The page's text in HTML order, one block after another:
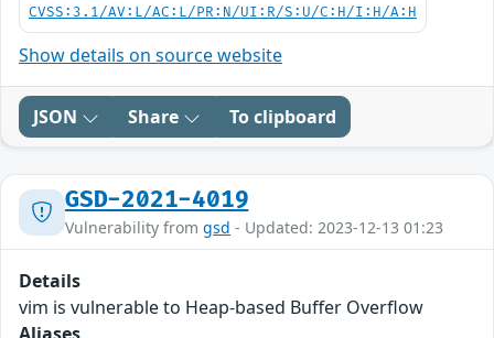
CVSS:3.1/AV:L/AC:L/PR:N/UI:R/S:U/C:H/I:H/A:H
Show details on source website
JSON Share To clipboard
GSD-2021-4019
Vulnerability from gsd - Updated: 2023-12-13 01:23
Details
vim is vulnerable to Heap-based Buffer Overflow